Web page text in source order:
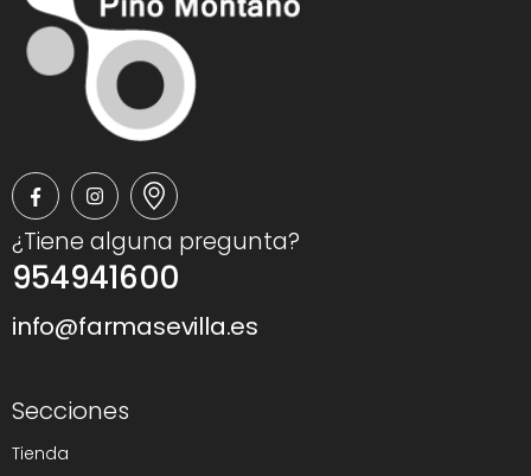
¿Tiene alguna pregunta?
954941600
info@farmasevilla.es
Secciones
Tienda